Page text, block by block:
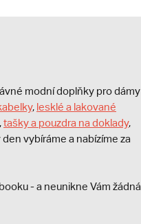
modní doplňky pro dámy
, lesklé a lakované
,tašky a pouzdra na doklady,
vybíráme a nabízíme za
- a neunikne Vám žádná